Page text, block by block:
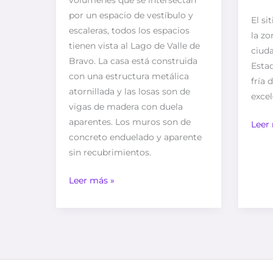
por un espacio de vestíbulo y
escaleras, todos los espacios
tienen vista al Lago de Valle de
Bravo. La casa está construida
con una estructura metálica
atornillada y las losas son de
vigas de madera con duela
aparentes. Los muros son de
concreto enduelado y aparente
sin recubrimientos.
Leer más »
El
la
fría
Leer